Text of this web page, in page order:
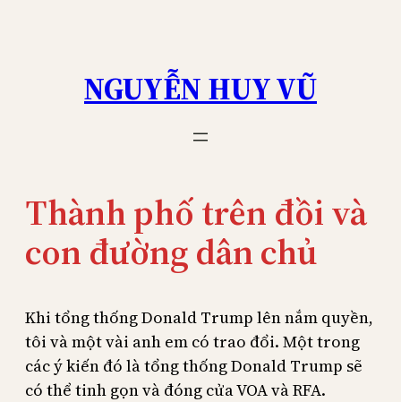
NGUYỄN HUY VŨ
Thành phố trên đồi và
con đường dân chủ
Khi tổng thống Donald Trump lên nắm quyền,
tôi và một vài anh em có trao đổi. Một trong
các ý kiến đó là tổng thống Donald Trump sẽ
có thể tinh gọn và đóng cửa VOA và RFA.